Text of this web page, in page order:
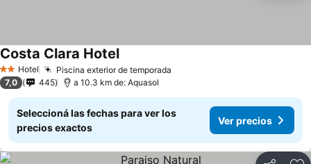
2 Estrellas
Hotel Piscina exterior de temporada
Costa Clara HotelVer precios
7,0 445 a 10.3 km de: Aquasol
Seleccioná las fechas para ver los
precios exactos
Ver precios